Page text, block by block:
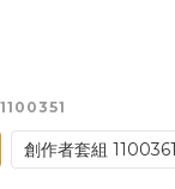
創作者套組 1100361